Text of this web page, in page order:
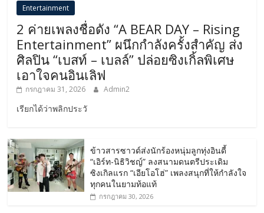
Entertainment
2 ค่ายเพลงชื่อดัง “A BEAR DAY – Rising
Entertainment” ผนึกกำลังครั้งสำคัญ ส่ง
ศิลปิน “เบสท์ – เบลล์” ปล่อยซิงเกิ้ลพิเศษ
เอาใจคนอินเลิฟ
กรกฎาคม 31, 2026 Admin2
เรียกได้ว่าพลิกประวั
ข้าวสารซาวด์ส่งนักร้องหนุ่มลูกทุ่งอินดี้
“เอิร์ท-นิธิวิชญ์” ลงสนามดนตรีประเดิม
ซิงเกิลแรก “เอียโอโฮ่” เพลงสนุกที่ให้กำลังใจ
ทุกคนในยามท้อแท้
กรกฎาคม 30, 2026